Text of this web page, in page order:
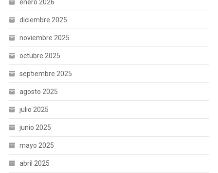
enero 2026
diciembre 2025
noviembre 2025
octubre 2025
septiembre 2025
agosto 2025
julio 2025
junio 2025
mayo 2025
abril 2025